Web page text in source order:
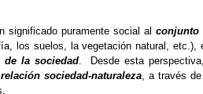
significado puramente social alconjunto
los suelos, la vegetación natural, etc.),
de la sociedad. Desde esta
sociedad-naturaleza, a través